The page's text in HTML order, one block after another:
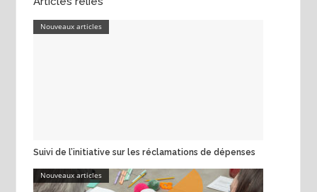
Nouveaux articles
Suivi de l’initiative sur les réclamations de dépenses
Nouveaux articles